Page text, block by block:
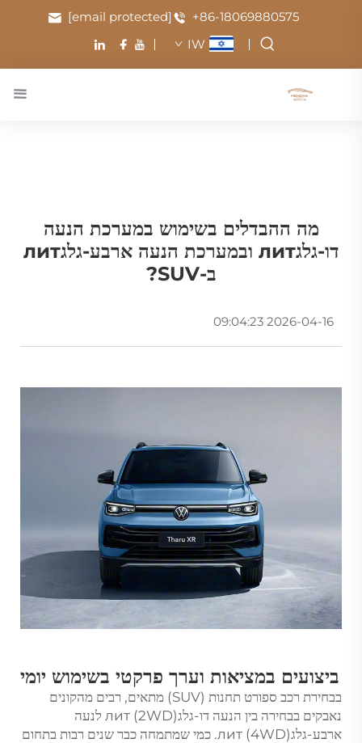
+86-18069880575
[email protected]
IW
מה ההבדלים בשימוש במערכת הנעה
דו-גלגлит ובמערכת הנעה ארבע-גלגлит
ב-SUV?
2026-04-16 09:04:23
ביצועים במציאות וערך פרקטי בשימוש יומי
בבחירת רכב ספורט תחנות (SUV) מתאים, רבים מהקונים
נאבקים בבחירה בין הנעה דו-גלגлит (2WD) לנעה
ארבע-גלגлит (4WD). כמי שמתמחה כבר שנים רבות בתחום